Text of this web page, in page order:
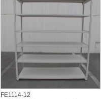
FE1114-12